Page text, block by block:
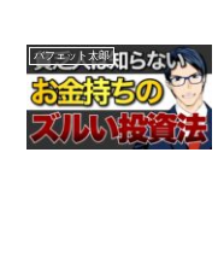
バフェット太郎